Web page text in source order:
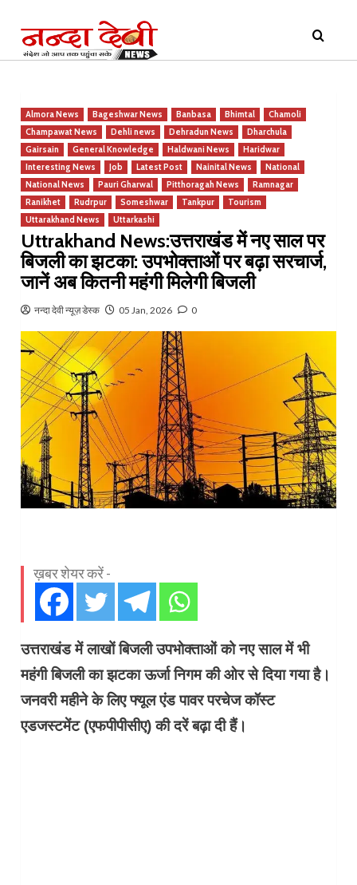
content
Menu
Almora News Bageshwar News Banbasa Bhimtal
Chamoli
Champawat News
Dehli news Dehradun News
Dharchula
Gairsain
General Knowledge Haldwani News
Haridwar
Interesting News
Job Latest Post Nainital News
National
National News
Pauri Gharwal Pitthoragah News
Ramnagar
Ranikhet
Rudrpur Someshwar Tankpur
Tourism
Uttarakhand News
Uttarkashi
Uttrakhand News:उत्तराखंड में नए साल पर
बिजली का झटका: उपभोक्ताओं पर बढ़ा सरचार्ज,
जानें अब कितनी महंगी मिलेगी बिजली
नन्दा देवी न्यूज़ डेस्क 05 Jan, 2026 0
ख़बर शेयर करें -
उत्तराखंड में लाखों बिजली उपभोक्ताओं को नए साल में भी
महंगी बिजली का झटका ऊर्जा निगम की ओर से दिया गया है।
जनवरी महीने के लिए फ्यूल एंड पावर परचेज कॉस्ट
एडजस्टमेंट (एफपीपीसीए) की दरें बढ़ा दी हैं।